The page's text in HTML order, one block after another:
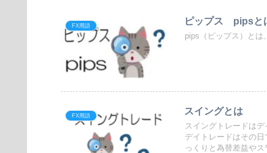
FX用語 ピップス pipsと
pips（ピップス）とは
FX用語 スイングとは
スイングトレードは
デイトレードはその日で完
っくりと為替差益やス